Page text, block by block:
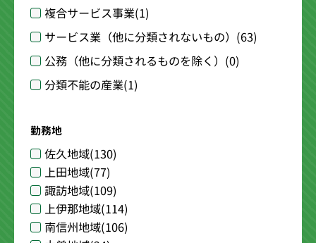
複合サービス事業(1)
サービス業（他に分類されないもの） (63)
公務（他に分類されるものを除く） (0)
分類不能の産業(1)
勤務地
佐久地域(130)
上田地域(77)
諏訪地域(109)
上伊那地域(114)
南信州地域(106)